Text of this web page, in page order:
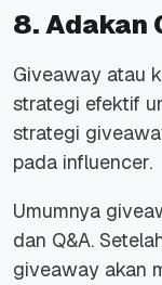
8. Adakan
Giveaway atau
strategi efektif
strategi
pada influencer.
Umumnya
dan Q&A.
giveaway akan